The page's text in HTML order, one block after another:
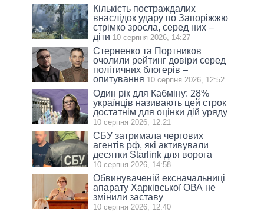
Кількість постраждалих
внаслідок удару по Запоріжжю
стрімко зросла, серед них –
діти 10 серпня 2026, 14:27
Стерненко та Портников
очолили рейтинг довіри серед
політичних блогерів –
опитування 10 серпня 2026, 12:52
Один рік для Кабміну: 28%
українців називають цей строк
достатнім для оцінки дій уряду
10 серпня 2026, 12:21
СБУ затримала чергових
агентів рф, які активували
десятки Starlink для ворога
10 серпня 2026, 14:58
Обвинуваченій ексначальниці
апарату Харківської ОВА не
змінили заставу
10 серпня 2026, 12:40